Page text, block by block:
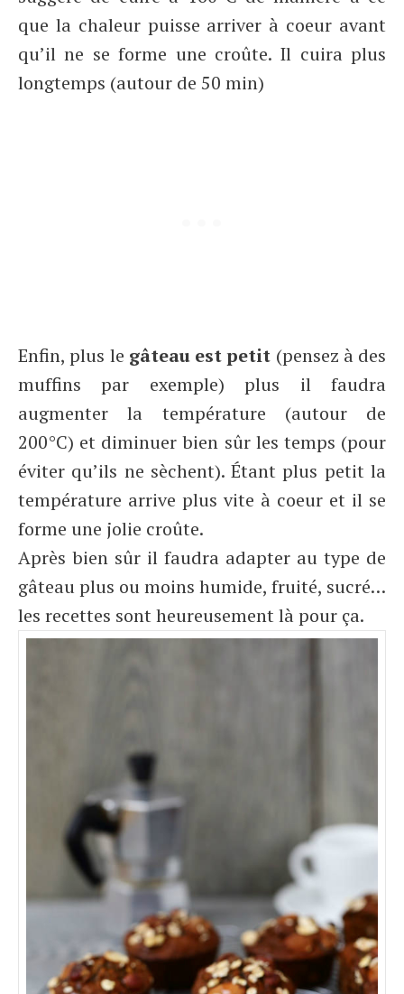
que la chaleur puisse arriver à coeur avant
qu’il ne se forme une croûte. Il cuira plus
longtemps (autour de 50 min)
Enfin, plus le gâteau est petit (pensez à des
muffins par exemple) plus il faudra
augmenter la température (autour de
200°C) et diminuer bien sûr les temps (pour
éviter qu’ils ne sèchent). Étant plus petit la
température arrive plus vite à coeur et il se
forme une jolie croûte.
Après bien sûr il faudra adapter au type de
gâteau plus ou moins humide, fruité, sucré…
les recettes sont heureusement là pour ça.